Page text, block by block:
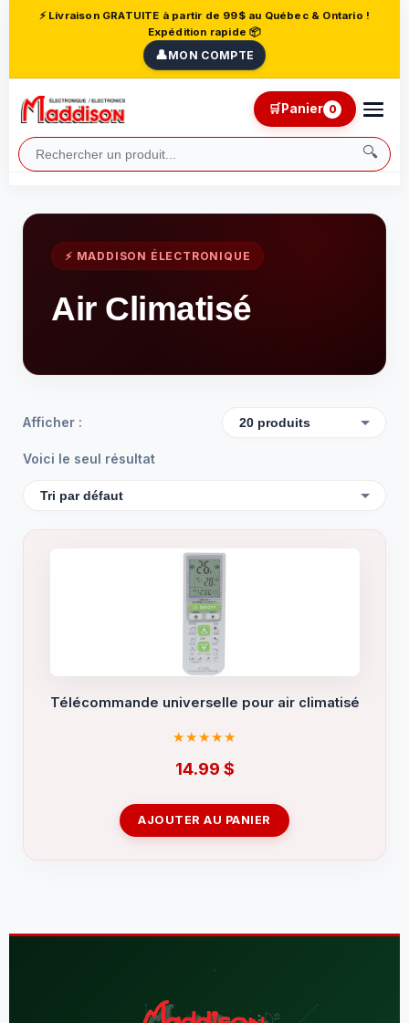
⚡ Livraison GRATUITE à partir de 99$ au Québec & Ontario !
Expédition rapide 📦
👤MON COMPTE
🔍
🛒Panier 0
⚡ MADDISON ÉLECTRONIQUE
Air Climatisé
Afficher :
Voici le seul résultat
Télécommande universelle pour air climatisé
14.99 $
AJOUTER AU PANIER